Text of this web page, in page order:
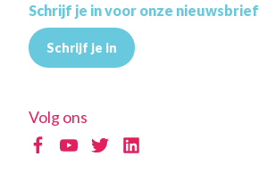
Schrijf je in voor onze nieuwsbrief
Schrijf je in
Volg ons